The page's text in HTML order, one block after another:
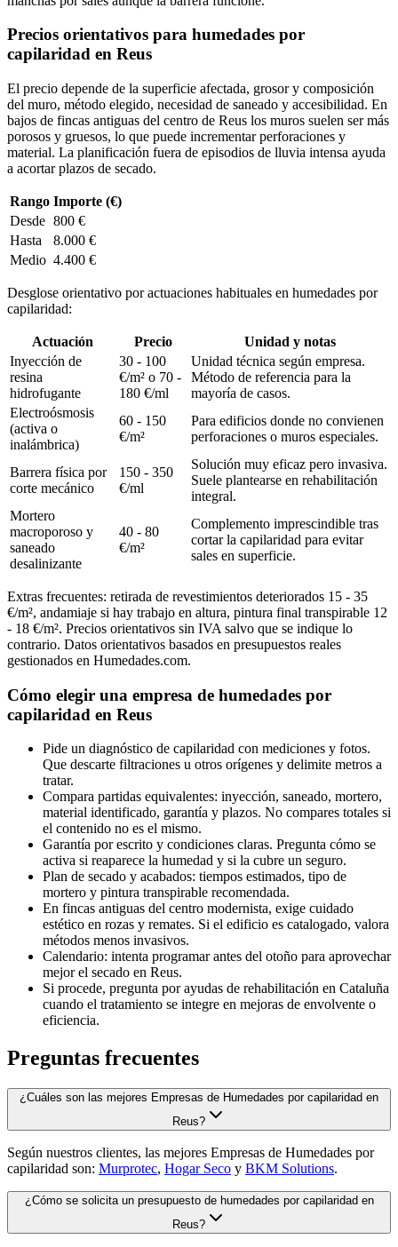
Precios orientativos para humedades por
capilaridad en Reus
El precio depende de la superficie afectada, grosor y composición
del muro, método elegido, necesidad de saneado y accesibilidad. En
bajos de fincas antiguas del centro de Reus los muros suelen ser más
porosos y gruesos, lo que puede incrementar perforaciones y
material. La planificación fuera de episodios de lluvia intensa ayuda
a acortar plazos de secado.
Rango Importe (€)
Desde 800 €
Hasta
8.000 €
Medio 4.400 €
Desglose orientativo por actuaciones habituales en humedades por
capilaridad:
Actuación Precio
Unidad y notas
Inyección de
resina
hidrofugante
30 - 100
€/m² o 70 -
180 €/ml
Unidad técnica según empresa.
Método de referencia para la
mayoría de casos.
Electroósmosis
(activa o
inalámbrica)
60 - 150
€/m²
Para edificios donde no convienen
perforaciones o muros especiales.
Barrera física por
corte mecánico
150 - 350
€/ml
Solución muy eficaz pero invasiva.
Suele plantearse en rehabilitación
integral.
Mortero
macroporoso y
saneado
desalinizante
40 - 80
€/m²
Complemento imprescindible tras
cortar la capilaridad para evitar
sales en superficie.
Extras frecuentes: retirada de revestimientos deteriorados 15 - 35
€/m², andamiaje si hay trabajo en altura, pintura final transpirable 12
- 18 €/m². Precios orientativos sin IVA salvo que se indique lo
contrario. Datos orientativos basados en presupuestos reales
gestionados en Humedades.com.
Cómo elegir una empresa de humedades por
capilaridad en Reus
Pide un diagnóstico de capilaridad con mediciones y fotos.
Que descarte filtraciones u otros orígenes y delimite metros a
tratar.
Compara partidas equivalentes: inyección, saneado, mortero,
material identificado, garantía y plazos. No compares totales si
el contenido no es el mismo.
Garantía por escrito y condiciones claras. Pregunta cómo se
activa si reaparece la humedad y si la cubre un seguro.
Plan de secado y acabados: tiempos estimados, tipo de
mortero y pintura transpirable recomendada.
En fincas antiguas del centro modernista, exige cuidado
estético en rozas y remates. Si el edificio es catalogado, valora
métodos menos invasivos.
Calendario: intenta programar antes del otoño para aprovechar
mejor el secado en Reus.
Si procede, pregunta por ayudas de rehabilitación en Cataluña
cuando el tratamiento se integre en mejoras de envolvente o
eficiencia.
Preguntas frecuentes
¿Cuáles son las mejores Empresas de Humedades por capilaridad en
Reus?
Según nuestros clientes, las mejores Empresas de Humedades por
capilaridad son: Murprotec, Hogar Seco y BKM Solutions.
¿Cómo se solicita un presupuesto de humedades por capilaridad en
Reus?